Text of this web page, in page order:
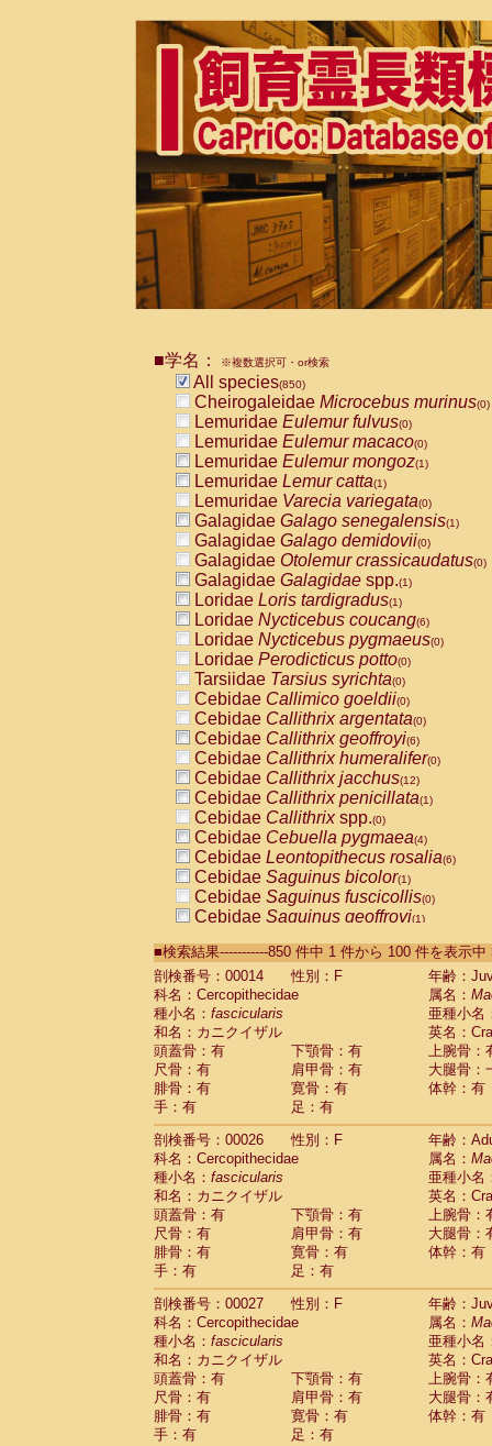
■学名： ※複数選択可・or検索
All species(850)
Cheirogaleidae Microcebus murinus(0)
Lemuridae Eulemur fulvus(0)
Lemuridae Eulemur macaco(0)
Lemuridae Eulemur mongoz(1)
Lemuridae Lemur catta(1)
Lemuridae Varecia variegata(0)
Galagidae Galago senegalensis(1)
Galagidae Galago demidovii(0)
Galagidae Otolemur crassicaudatus(0)
Galagidae Galagidae spp.(1)
Loridae Loris tardigradus(1)
Loridae Nycticebus coucang(6)
Loridae Nycticebus pygmaeus(0)
Loridae Perodicticus potto(0)
Tarsiidae Tarsius syrichta(0)
Cebidae Callimico goeldii(0)
Cebidae Callithrix argentata(0)
Cebidae Callithrix geoffroyi(6)
Cebidae Callithrix humeralifer(0)
Cebidae Callithrix jacchus(12)
Cebidae Callithrix penicillata(1)
Cebidae Callithrixspp.(0)
Cebidae Cebuella pygmaea(4)
Cebidae Leontopithecus rosalia(6)
Cebidae Saguinus bicolor(1)
Cebidae Saguinus fuscicollis(0)
Cebidae Saguinus geoffroyi(1)
CebidaeSaguinus labiatus(0)
Cebidae Saguinus leucopus (2)
CebidaeSaguinus midas
CebidaeSaguinus mystax
CebidaeSaguinus nigricollis (22)
Cebidae Saguinus oedipus
Cebidae Saguinus weddelli
Cebidae Saguinusspp.
Cebidae Aotus trivirgatus
Cebidae Cebus albifrons
CebidaeCebus apella
CebidaeCebus capucinus
CebidaeCebus nigrivittatus
Cebidae Cebusspp.(0)
Cebidae Saimiri boliviensis
Cebidae Saimiri sciureus
Atelidae Alouatta caraya
AtelidaeAlouatta fusca
Atelidae Alouatta seniculus
AtelidaeAlouatta
AtelidaeAteles belzebuth
Atelidae Ateles geoffroyi
Atelidae Ateles paniscus
Atelidae Atelesspp.
Atelidae Lagothrix lagothricha
■検索結果-----------850 件中 1 件から 100 件を表示
剖検番号：00014
性別：F
年齢：
科名：Cercopithecidae
属名：
種小名： fascicularis
亜種小名
和名：カニクイザル
英名：
頭蓋骨：有
下顎骨：有
上腕骨：
尺骨：有
肩甲骨：有
大腿骨：
腓骨：有
寛骨：有
体幹：有
手：有
足：有
剖検番号：00026
性別：F
年齢：
科名：Cercopithecidae
属名：
種小名： fascicularis
亜種小名
和名：カニクイザル
英名：
頭蓋骨：有
下顎骨：有
上腕骨：
尺骨：有
肩甲骨：有
大腿骨：
腓骨：有
寛骨：有
体幹：有
手：有
足：有
剖検番号：00027
性別：F
年齢：
科名：Cercopithecidae
属名：
種小名： fascicularis
亜種小名
和名：カニクイザル
英名：
頭蓋骨：有
下顎骨：有
上腕骨：
尺骨：有
肩甲骨：有
大腿骨：
腓骨：有
寛骨：有
体幹：有
手：有
足：有